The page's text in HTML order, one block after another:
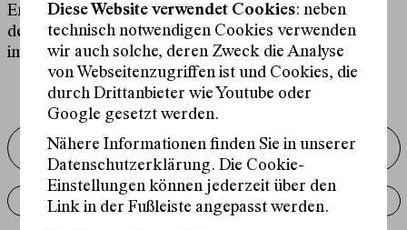
Entstehung der Ungleichheit über die Tricks, mit
denen Überreichtum sich tarnt und gegen Kritik
immunisiert, die Gefahren für die Demokratie, das
Gewaltpotential des unregulierten Reichtums bis hin zu
Veränderungsmöglichkeiten die gesamte Bandbreite
der Thematik abdeckt. Dokumentarische Abschnitte,
persönliche Geschichten und fiktive Spielszenen
verbinden sich zu einem hybriden Ganzen, das vor
allem eins machen soll: Lust auf Veränderung.
Durch den innovativen Ansatz, das Problem mit Blick
mehr anzeigen
Interview mit Marlene Engelhorn und Volker
Lösch
Pressestimmen
Diese Website verwendet Cookies: neben
technisch notwendigen Cookies verwenden
wir auch solche, deren Zweck die Analyse
von Webseitenzugriffen ist und Cookies, die
durch Drittanbieter wie Youtube oder
Google gesetzt werden.
Nähere Informationen finden Sie in unserer
Datenschutzerklärung. Die Cookie-
Einstellungen können jederzeit über den
Link in der Fußleiste angepasst werden.